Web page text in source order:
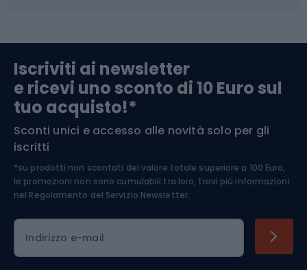
Abbigliamento da escursionismo
Componenti per biciclette
Arrampicata
Medicina dello sport
Abbigliamento ciclistico
Iscriviti ai newsletter
e ricevi uno sconto di 10 Euro sul
tuo acquisto!*
Sconti unici e accesso alle novità solo per gli
iscritti
*su prodotti non scontati del valore totale superiore a 100 Euro,
le promozioni non sono cumulabili tra loro, trovi più informazioni
nel Regolamento del Servizio Newsletter.
Indirizzo e-mail